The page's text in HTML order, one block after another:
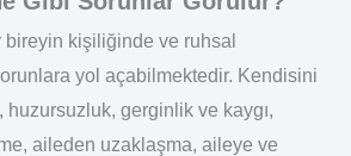
bireyin kişiliğinde ve ruhsal
yol açabilmektedir. Kendisini
huzursuzluk, gerginlik ve kaygı,
aileden uzaklaşma, aileye ve